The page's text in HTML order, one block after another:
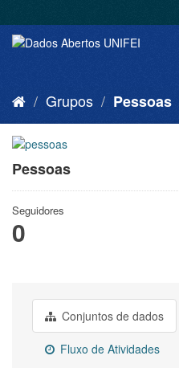
Grupos Pessoas
Pessoas
Seguidores
0
Conjuntos de dados
Fluxo de Atividades